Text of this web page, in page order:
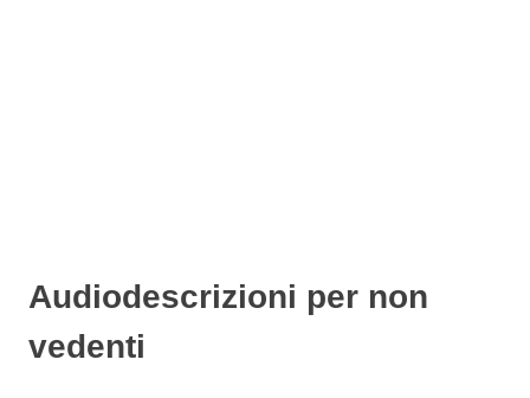
Audiodescrizioni per non
vedenti